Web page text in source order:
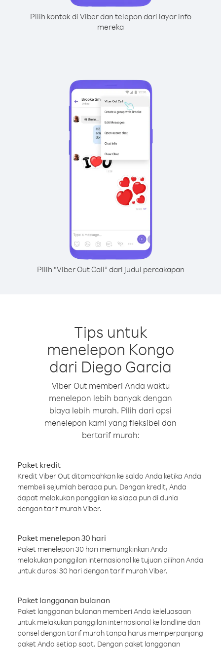
Pilih kontak di Viber dan telepon dari layar info
mereka
Pilih “Viber Out Call” dari judul percakapan
Tips untuk
menelepon Kongo
dari Diego Garcia
Viber Out memberi Anda waktu
menelepon lebih banyak dengan
biaya lebih murah. Pilih dari opsi
menelepon kami yang fleksibel dan
bertarif murah:
Paket kredit
Kredit Viber Out ditambahkan ke saldo Anda ketika Anda
membeli sejumlah berapa pun. Dengan kredit, Anda
dapat melakukan panggilan ke siapa pun di dunia
dengan tarif murah Viber.
Paket menelepon 30 hari
Paket menelepon 30 hari memungkinkan Anda
melakukan panggilan internasional ke tujuan pilihan Anda
untuk durasi 30 hari dengan tarif murah Viber.
Paket langganan bulanan
Paket langganan bulanan memberi Anda keleluasaan
untuk melakukan panggilan internasional ke landline dan
ponsel dengan tarif murah tanpa harus memperpanjang
paket Anda setiap saat. Dengan paket langganan